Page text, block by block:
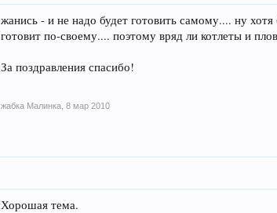
жанись - и не надо будет готовить самому.... ну
готовит по-своему.... поэтому вряд ли котлеты и
За поздравления спасибо!
жабка Малинка 8 мар 2010
Хорошая тема.